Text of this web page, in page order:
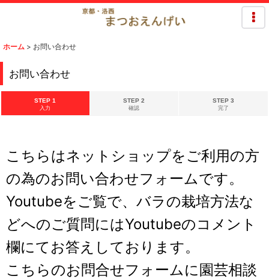
ホーム > お問い合わせ
お問い合わせ
STEP 1
入力
STEP 2
確認
STEP 3
完了
こちらはネットショップをご利用の方
の為のお問い合わせフォームです。
Youtubeをご覧で、バラの栽培方法な
どへのご質問にはYoutubeのコメント
欄にてお答えしております。
こちらのお問合せフォームに園芸相談